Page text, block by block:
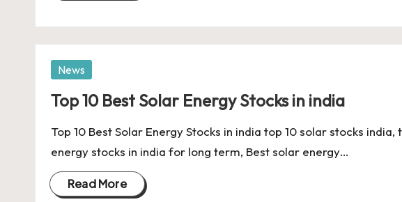
Posted
News
Top 10 Best Solar Energy Stocks in india
Top 10 Best Solar Energy Stocks in india top 10 solar stocks
energy stocks in india for long term, Best solar energy…
Read More